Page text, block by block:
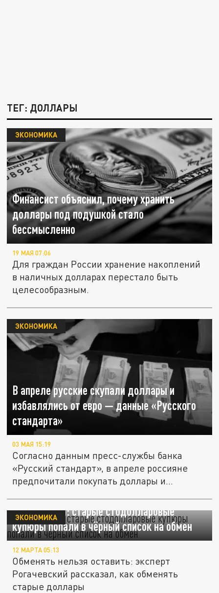
ТЕГ: ДОЛЛАРЫ
Финансист объяснил, почему хранить
доллары под подушкой стало
бессмысленно
ЭКОНОМИКА
19 МАЯ 07:06
Для граждан России хранение накоплений
в наличных долларах перестало быть
целесообразным.
В апреле русские скупали доллары и
избавлялись от евро — данные «Русского
стандарта»
ЭКОНОМИКА
03 МАЯ 15:19
Согласно данным пресс-службы банка
«Русский стандарт», в апреле россияне
предпочитали покупать доллары и...
Рогачевский: старые стодолларовые
купюры попали в чёрный список на обмен
ЭКОНОМИКА
12 МАРТА 05:13
Обменять нельзя оставить: эксперт
Рогачевский рассказал, как обменять
старые доллары